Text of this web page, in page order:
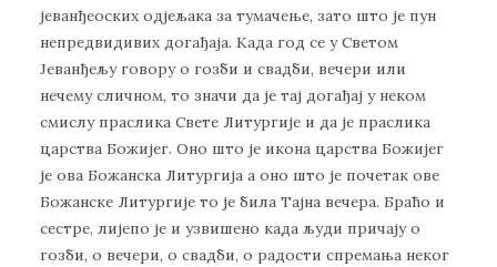
јеванђеоских одјељака за тумачење, зато што је пун
непредвидивих догађаја. Када год се у Светом
Јеванђељу говору о гозби и свадби, вечери или
нечему сличном, то значи да је тај догађај у неком
смислу праслика Свете Литургије и да је праслика
царства Божијег. Оно што је икона царства Божијег
је ова Божанска Литургија а оно што је почетак ове
Божанске Литургије то је била Тајна вечера. Браћо и
сестре, лијепо је и узвишено када људи причају о
гозби, о вечери, о свадби, о радости спремања неког